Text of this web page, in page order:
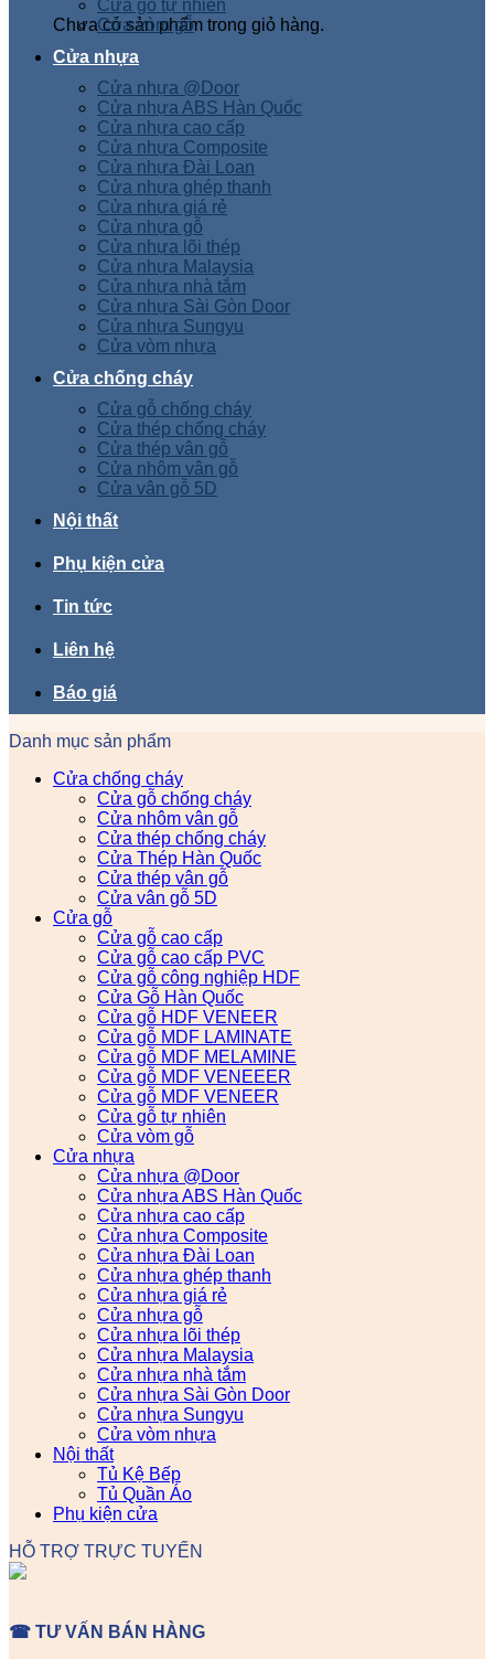
Chưa có sản phẩm trong giỏ hàng.
Cửa gỗ tự nhiên
Cửa vòm gỗ
Cửa nhựa
Cửa nhựa @Door
Cửa nhựa ABS Hàn Quốc
Cửa nhựa cao cấp
Cửa nhựa Composite
Cửa nhựa Đài Loan
Cửa nhựa ghép thanh
Cửa nhựa giá rẻ
Cửa nhựa gỗ
Cửa nhựa lõi thép
Cửa nhựa Malaysia
Cửa nhựa nhà tắm
Cửa nhựa Sài Gòn Door
Cửa nhựa Sungyu
Cửa vòm nhựa
Cửa chống cháy
Cửa gỗ chống cháy
Cửa thép chống cháy
Cửa thép vân gỗ
Cửa nhôm vân gỗ
Cửa vân gỗ 5D
Nội thất
Phụ kiện cửa
Tin tức
Liên hệ
Báo giá
Danh mục sản phẩm
Cửa chống cháy
Cửa gỗ chống cháy
Cửa nhôm vân gỗ
Cửa thép chống cháy
Cửa Thép Hàn Quốc
Cửa thép vân gỗ
Cửa vân gỗ 5D
Cửa gỗ
Cửa gỗ cao cấp
Cửa gỗ cao cấp PVC
Cửa gỗ công nghiệp HDF
Cửa Gỗ Hàn Quốc
Cửa gỗ HDF VENEER
Cửa gỗ MDF LAMINATE
Cửa gỗ MDF MELAMINE
Cửa gỗ MDF VENEEER
Cửa gỗ MDF VENEER
Cửa gỗ tự nhiên
Cửa vòm gỗ
Cửa nhựa
Cửa nhựa @Door
Cửa nhựa ABS Hàn Quốc
Cửa nhựa cao cấp
Cửa nhựa Composite
Cửa nhựa Đài Loan
Cửa nhựa ghép thanh
Cửa nhựa giá rẻ
Cửa nhựa gỗ
Cửa nhựa lõi thép
Cửa nhựa Malaysia
Cửa nhựa nhà tắm
Cửa nhựa Sài Gòn Door
Cửa nhựa Sungyu
Cửa vòm nhựa
Nội thất
Tủ Kệ Bếp
Tủ Quần Áo
Phụ kiện cửa
HỖ TRỢ TRỰC TUYẾN
☎ TƯ VẤN BÁN HÀNG